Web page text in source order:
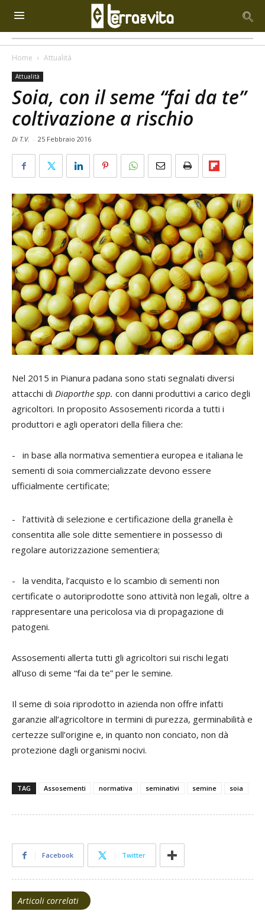
Home Attualità
Attualità
Soia, con il seme “fai da te”
coltivazione a rischio
Di T.V. - 25 Febbraio 2016
Nel 2015 in Pianura padana sono stati segnalati diversi
attacchi di Diaporthe spp. con danni produttivi a carico degli
agricoltori. In proposito Assosementi ricorda a tutti i
produttori e agli operatori della filiera che:
- in base alla normativa sementiera europea e italiana le
sementi di soia commercializzate devono essere
ufficialmente certificate;
- l’attività di selezione e certificazione della granella è
consentita alle sole ditte sementiere in possesso di
regolare autorizzazione sementiera;
- la vendita, l’acquisto e lo scambio di sementi non
certificate o autoriprodotte sono attività non legali, oltre a
rappresentare una pericolosa via di propagazione di
patogeni.
Assosementi allerta tutti gli agricoltori sui rischi legati
all’uso di seme “fai da te” per le semine.
Il seme di soia riprodotto in azienda non offre infatti
garanzie all’agricoltore in termini di purezza, germinabilità e
certezze sull’origine e, in quanto non conciato, non dà
protezione dagli organismi nocivi.
TAG Assosementi normativa seminativi semine soia
Facebook Twitter
Articoli correlati